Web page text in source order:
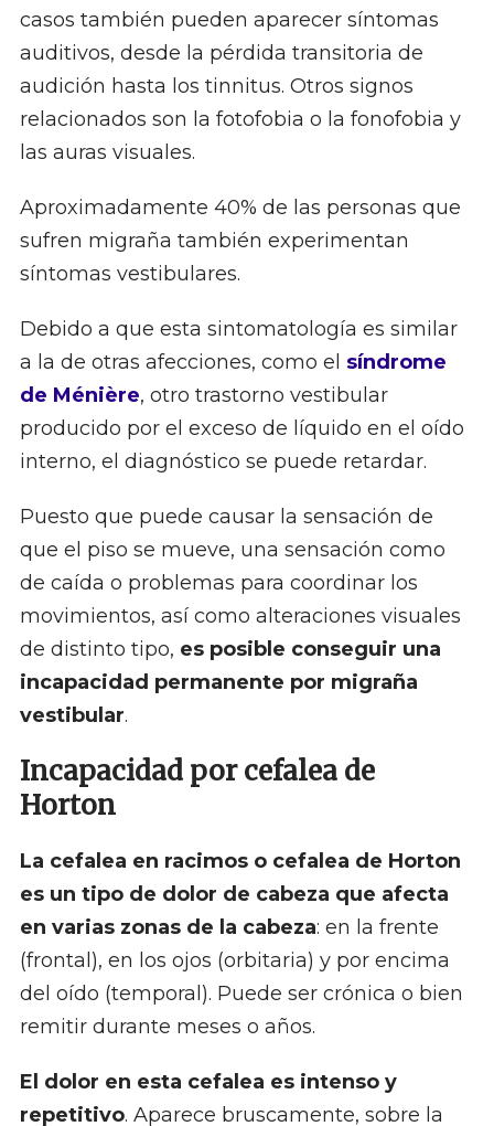
casos también pueden aparecer síntomas
auditivos, desde la pérdida transitoria de
audición hasta los tinnitus. Otros signos
relacionados son la fotofobia o la fonofobia y
las auras visuales.
Aproximadamente 40% de las personas que
sufren migraña también experimentan
síntomas vestibulares.
Debido a que esta sintomatología es similar
a la de otras afecciones, como el síndrome
de Ménière, otro trastorno vestibular
producido por el exceso de líquido en el oído
interno, el diagnóstico se puede retardar.
Puesto que puede causar la sensación de
que el piso se mueve, una sensación como
de caída o problemas para coordinar los
movimientos, así como alteraciones visuales
de distinto tipo, es posible conseguir una
incapacidad permanente por migraña
vestibular.
Incapacidad por cefalea de
Horton
La cefalea en racimos o cefalea de Horton
es un tipo de dolor de cabeza que afecta
en varias zonas de la cabeza: en la frente
(frontal), en los ojos (orbitaria) y por encima
del oído (temporal). Puede ser crónica o bien
remitir durante meses o años.
El dolor en esta cefalea es intenso y
repetitivo. Aparece bruscamente, sobre la